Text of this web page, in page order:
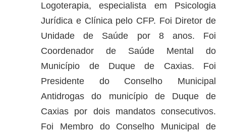
Logoterapia, especialista em Psicologia
Jurídica e Clínica pelo CFP. Foi Diretor de
Unidade de Saúde por 8 anos. Foi
Coordenador de Saúde Mental do
Município de Duque de Caxias. Foi
Presidente do Conselho Municipal
Antidrogas do município de Duque de
Caxias por dois mandatos consecutivos.
Foi Membro do Conselho Municipal de